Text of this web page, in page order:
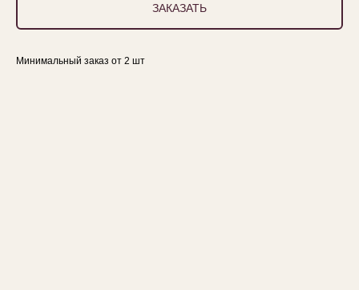
ЗАКАЗАТЬ
Минимальный заказ от 2 шт